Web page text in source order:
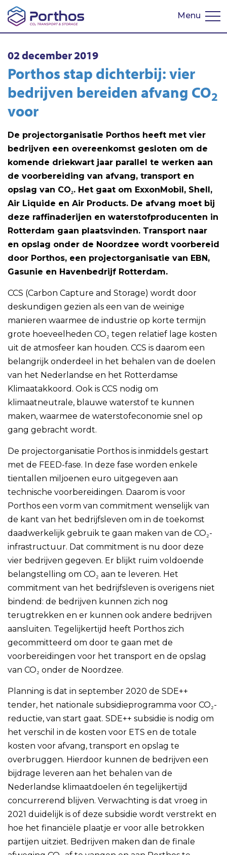
Menu
English
02 december 2019
Porthos stap dichterbij: vier
bedrijven bereiden afvang CO2
voor
De projectorganisatie Porthos heeft met vier
bedrijven een overeenkomst gesloten om de
komende driekwart jaar parallel te werken aan
de voorbereiding van afvang, transport en
opslag van CO₂. Het gaat om ExxonMobil, Shell,
Air Liquide en Air Products. De afvang moet bij
deze raffinaderijen en waterstofproducenten in
Rotterdam gaan plaatsvinden. Transport naar
en opslag onder de Noordzee wordt voorbereid
door Porthos, een projectorganisatie van EBN,
Gasunie en Havenbedrijf Rotterdam.
CCS (Carbon Capture and Storage) wordt door
deskundigen gezien als een van de weinige
manieren waarmee de industrie op korte termijn
grote hoeveelheden CO₂ tegen relatief lage kosten
uit de atmosfeer kan houden. CCS is daarom een
belangrijk onderdeel in het behalen van de doelen
van het Nederlandse en het Rotterdamse
Klimaatakkoord. Ook is CCS nodig om
klimaatneutrale, blauwe waterstof te kunnen
maken, waarmee de waterstofeconomie snel op
gang gebracht wordt.
De projectorganisatie Porthos is inmiddels gestart
met de FEED-fase. In deze fase worden enkele
tientallen miljoenen euro uitgegeven aan
technische voorbereidingen. Daarom is voor
Porthos een vorm van commitment wenselijk van
de kant van het bedrijfsleven om in de toekomst
daadwerkelijk gebruik te gaan maken van de CO₂-
infrastructuur. Dat commitment is nu door deze
vier bedrijven gegeven. Er blijkt ruim voldoende
belangstelling om CO₂ aan te leveren. Het
commitment van het bedrijfsleven is overigens niet
bindend: de bedrijven kunnen zich nog
terugtrekken en er kunnen ook andere bedrijven
aansluiten. Tegelijkertijd heeft Porthos zich
gecommitteerd om door te gaan met de
voorbereidingen voor het transport en de opslag
van CO₂ onder de Noordzee.
Planning is dat in september 2020 de SDE++
tender, het nationale subsidieprogramma voor CO₂-
reductie, van start gaat. SDE++ subsidie is nodig om
het verschil in de kosten voor ETS en de totale
kosten voor afvang, transport en opslag te
overbruggen. Hierdoor kunnen de bedrijven een
bijdrage leveren aan het behalen van de
Nederlandse klimaatdoelen én tegelijkertijd
concurrerend blijven. Verwachting is dat vroeg in
2021 duidelijk is of deze subsidie wordt verstrekt en
hoe het financiële plaatje er voor alle betrokken
partijen uitziet. Bedrijven maken dan de finale